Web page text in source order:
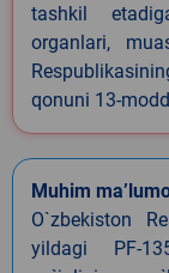
tashkil
organlari,
qonuni 13-
Muhim
O`zbekiston
yildagi PF-